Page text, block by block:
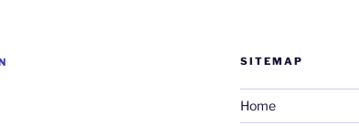
SITEMAP
Home